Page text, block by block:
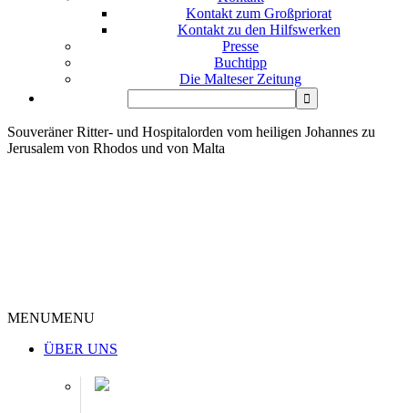
Kontakt zum Großpriorat
Kontakt zu den Hilfswerken
Presse
Buchtipp
Die Malteser Zeitung
Souveräner Ritter- und Hospitalorden vom heiligen Johannes zu
Jerusalem von Rhodos und von Malta
MENUMENU
ÜBER UNS